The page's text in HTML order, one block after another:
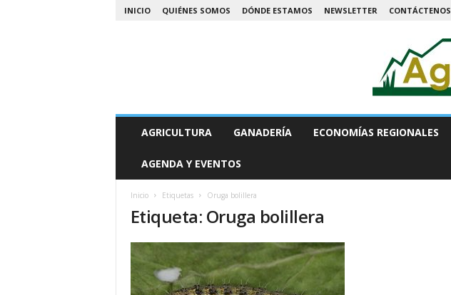
INICIO QUIÉNES SOMOS DÓNDE ESTAMOS NEWSLETTER CONTÁCTENOS
N
AGRICULTURA GANADERÍA ECONOMÍAS REGIONALES
AGENDA Y EVENTOS
Inicio Etiquetas Oruga bolillera
Etiqueta: Oruga bolillera